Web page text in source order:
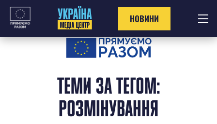
Перейти
контенту
НОВИНИ
ТЕМИ ЗА ТЕГОМ:
РОЗМІНУВАННЯ